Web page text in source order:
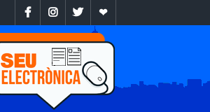
FacebookInstragram
TwitterEbando